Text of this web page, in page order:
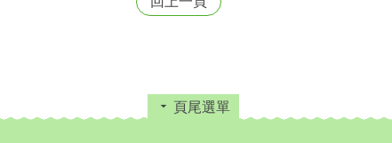
頁尾選單